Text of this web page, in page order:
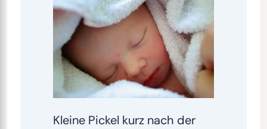
Kleine Pickel kurz nach der